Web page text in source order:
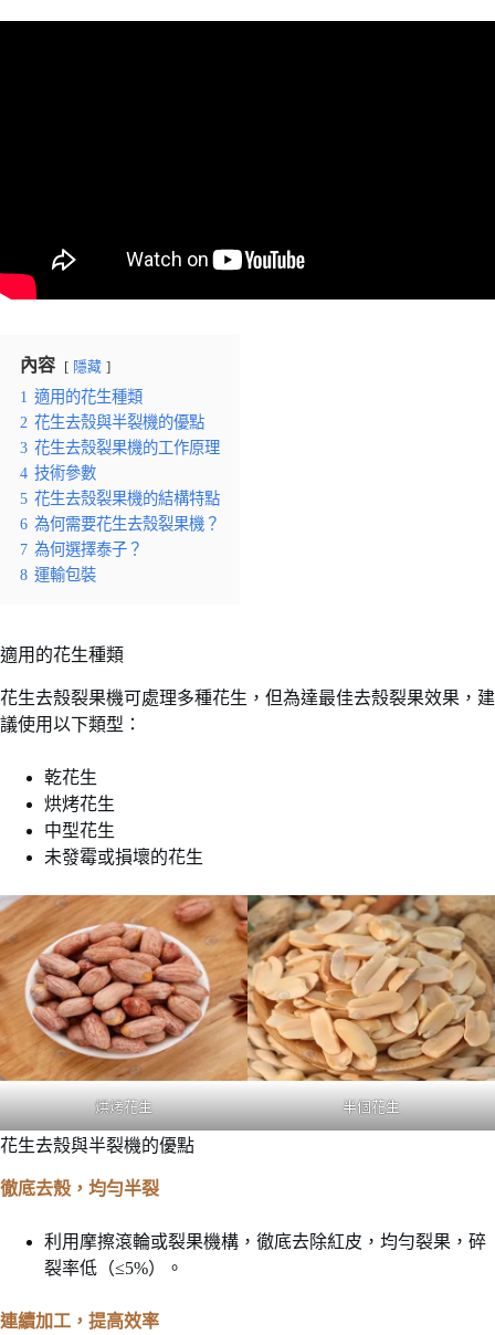
內容 隱藏
1 適用的花生種類
2 花生去殼與半裂機的優點
3 花生去殼裂果機的工作原理
4 技術參數
5 花生去殼裂果機的結構特點
6 為何需要花生去殼裂果機？
7 為何選擇泰子？
8 運輸包裝
適用的花生種類
花生去殼裂果機可處理多種花生，但為達最佳去殼裂果效果，建
議使用以下類型：
乾花生
烘烤花生
中型花生
未發霉或損壞的花生
烘烤花生 半個花生
花生去殼與半裂機的優點
徹底去殼，均勻半裂
利用摩擦滾輪或裂果機構，徹底去除紅皮，均勻裂果，碎
裂率低（≤5%）。
連續加工，提高效率